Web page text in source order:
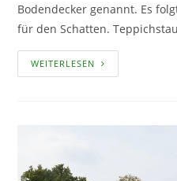
Bodendecker genannt. Es
für den Schatten.
WEITERLESEN BODENDECKER
–
BLÄTTERN